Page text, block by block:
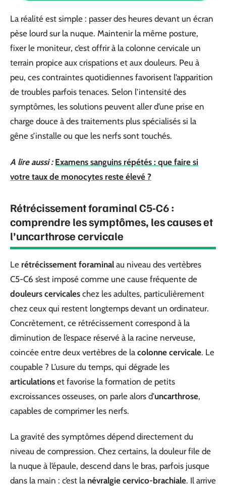
La réalité est simple : passer des heures devant un écran
pèse lourd sur la nuque. Maintenir la même posture,
fixer le moniteur, c’est offrir à la colonne cervicale un
terrain propice aux crispations et aux douleurs. Peu à
peu, ces contraintes quotidiennes favorisent l’apparition
de troubles parfois tenaces. Selon l’intensité des
symptômes, les solutions peuvent aller d’une prise en
charge douce à des traitements plus spécialisés si la
gêne s’installe ou que les nerfs sont touchés.
A lire aussi : Examens sanguins répétés : que faire si
votre taux de monocytes reste élevé ?
Rétrécissement foraminal C5-C6 :
comprendre les symptômes, les causes et
l’uncarthrose cervicale
Le rétrécissement foraminal au niveau des vertèbres
C5-C6 s’est imposé comme une cause fréquente de
douleurs cervicales chez les adultes, particulièrement
chez ceux qui restent longtemps devant un ordinateur.
Concrètement, ce rétrécissement correspond à la
diminution de l’espace réservé à la racine nerveuse,
coincée entre deux vertèbres de la colonne cervicale. Le
coupable ? L’usure du temps, qui dégrade les
articulations et favorise la formation de petits
excroissances osseuses, on parle alors d’uncarthrose,
capables de comprimer les nerfs.
La gravité des symptômes dépend directement du
niveau de compression. Chez certains, la douleur file de
la nuque à l’épaule, descend dans le bras, parfois jusque
dans la main : c’est la névralgie cervico-brachiale. Il arrive